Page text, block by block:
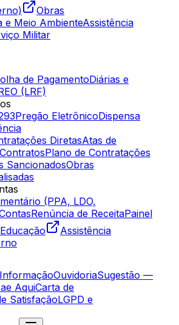
Obras
e Meio AmbienteAssistência
Militar
de PagamentoDiárias e
(LRF)
Pregão EletrônicoDispensa
DiretasAtas de
ContratosPlano de Contratações
SancionadosObras
(PPA, LDO,
Renúncia de ReceitaPainel
Assistência
OuvidoriaSugestão —
AquiCarta de
SatisfaçãoLGPD e